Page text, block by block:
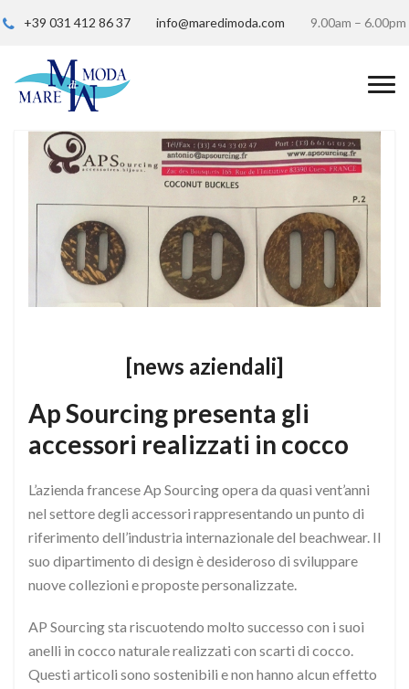
+39 031 412 86 37 info@maredimoda.com 9.00am – 6.00pm
[news aziendali]
Ap Sourcing presenta gli
accessori realizzati in cocco
L’azienda francese Ap Sourcing opera da quasi vent’anni
nel settore degli accessori rappresentando un punto di
riferimento dell’industria internazionale del beachwear. Il
suo dipartimento di design è desideroso di sviluppare
nuove collezioni e proposte personalizzate.
AP Sourcing sta riscuotendo molto successo con i suoi
anelli in cocco naturale realizzati con scarti di cocco.
Questi articoli sono sostenibili e non hanno alcun effetto